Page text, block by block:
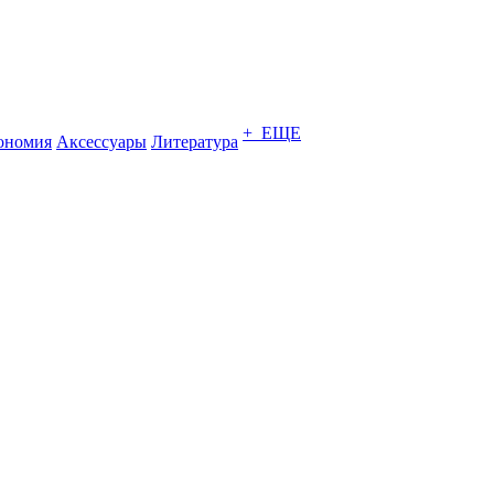
Аксессуары Литература + ЕЩЕ